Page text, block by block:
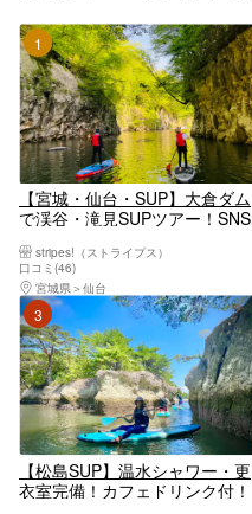
1位
【宮城・仙台・SUP】大倉ダム
で渓谷・滝見SUPツアー！SNS
＜仙台駅から車で30分＞
stripes!（ストライプス）
口コミ(46)
宮城県
仙台
3位
【松島SUP】温水シャワー・更
衣室完備！カフェドリンク付！